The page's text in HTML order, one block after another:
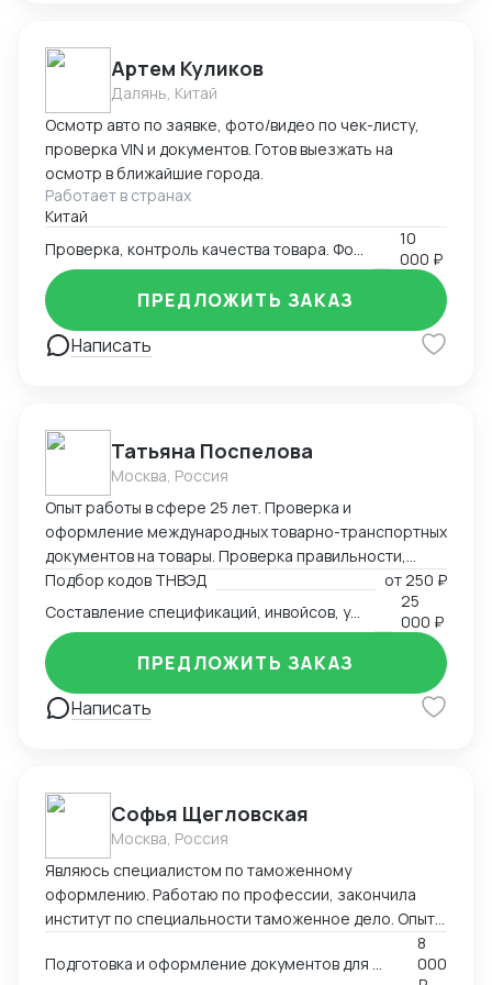
Артем Куликов
Далянь, Китай
Осмотр авто по заявке, фото/видео по чек-листу,
проверка VIN и документов. Готов выезжать на
осмотр в ближайшие города.
Работает в странах
Китай
10
000 ₽
Написать
ПРЕДЛОЖИТЬ ЗАКАЗ
Татьяна Поспелова
Москва, Россия
Опыт работы в сфере 25 лет. Проверка и
оформление международных товарно-транспортных
документов на товары. Проверка правильности,
полноты заполнения и комплектности перевозочных
и сопроводительных документов. Определение кода
товара (ТНВЭД). Выбор метода определения
таможенной стоимости и её расчёт в соответствии с
избранным методом. Определение мер тарифного и
нетарифного регулирования (помощь в получение
СС, ДС). Расчет таможенных платежей.
Подбор кодов ТНВЭД от250 ₽
Составление спецификаций, инвойсов, упаковочных листов
25
000 ₽
Написать
ПРЕДЛОЖИТЬ ЗАКАЗ
Софья Щегловская
Москва, Россия
Являюсь специалистом по таможенному
оформлению. Работаю по профессии, закончила
институт по специальности таможенное дело. Опыт
работы в двух крупных логистических компаниях, DSV
и ТЭК АЗИЯ ТРАНС, в таможенном отделе. Веду
Подготовка и оформление документов для декларирования товаров; Консультация по процедурам
8
000